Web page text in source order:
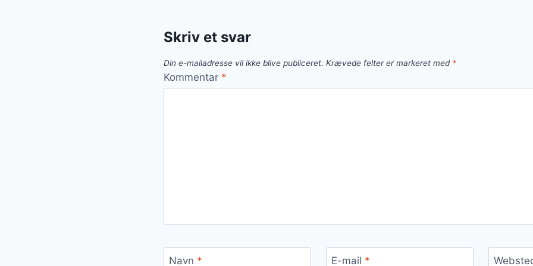
Skriv et svar
Din e-mailadresse vil ikke blive publiceret. Krævede felter er markeret med *
Kommentar *
Navn * E-mail *